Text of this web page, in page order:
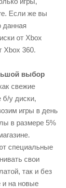
Если же вы
данная
от Xbox
Xbox 360.
выбор
свежие
б/у диски,
игры в день
в размере 5%
специальные
свои
так и без
и на новые